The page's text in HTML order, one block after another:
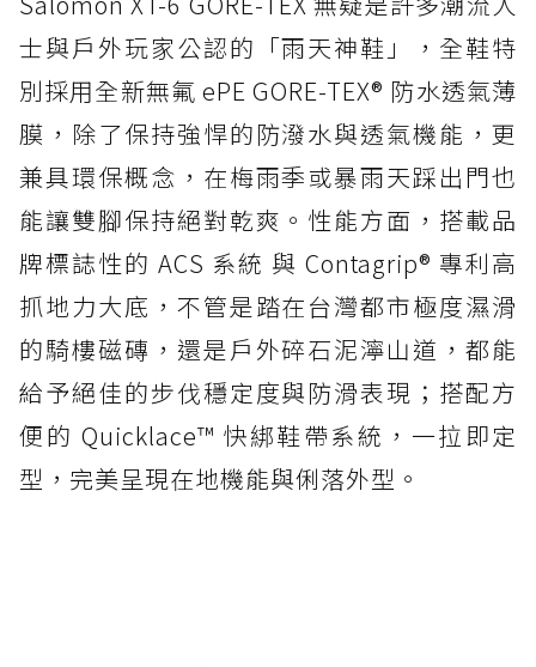
士與戶外玩家公認的「雨天神鞋」，全鞋特
別採用全新無氟 ePE GORE-TEX® 防水透氣薄
膜，除了保持強悍的防潑水與透氣機能，更
兼具環保概念，在梅雨季或暴雨天踩出門也
能讓雙腳保持絕對乾爽。性能方面，搭載品
牌標誌性的 ACS 系統 與 Contagrip® 專利高
抓地力大底，不管是踏在台灣都市極度濕滑
的騎樓磁磚，還是戶外碎石泥濘山道，都能
給予絕佳的步伐穩定度與防滑表現；搭配方
便的 Quicklace™ 快綁鞋帶系統，一拉即定
型，完美呈現在地機能與俐落外型。